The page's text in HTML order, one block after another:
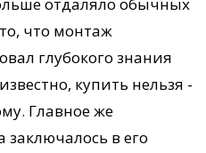
что монтаж
глубокого знания
купить нельзя -
Главное же
заключалось в его